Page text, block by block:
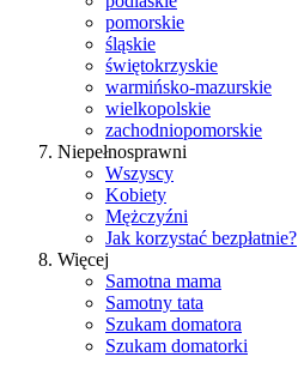
pomorskie
śląskie
świętokrzyskie
warmińsko-mazurskie
wielkopolskie
zachodniopomorskie
Niepełnosprawni
Wszyscy
Kobiety
Mężczyźni
Jak korzystać bezpłatnie?
Więcej
Samotna mama
Samotny tata
Szukam domatora
Szukam domatorki